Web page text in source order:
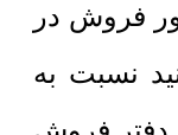
فروش در
نسبت به